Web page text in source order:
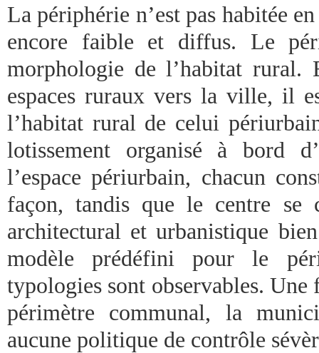
La périphérie n’est pas habitée
encore faible et diffus. Le
morphologie de l’habitat rural.
espaces ruraux vers la ville, il
l’habitat rural de celui
lotissement organisé à bord
l’espace périurbain, chacun
façon, tandis que le centre se
architectural et urbanistique
modèle prédéfini pour le
typologies sont observables.
périmètre communal, la
aucune politique de contrôle